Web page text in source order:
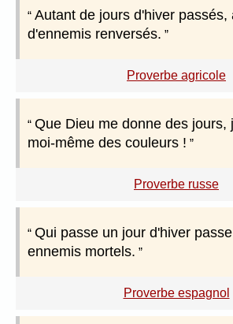
Autant de jours d'hiver passés,
d'ennemis renversés.
Proverbe agricole
Que Dieu me donne des jours,
moi-même des couleurs !
Proverbe russe
Qui passe un jour d'hiver
ennemis mortels.
Proverbe espagnol